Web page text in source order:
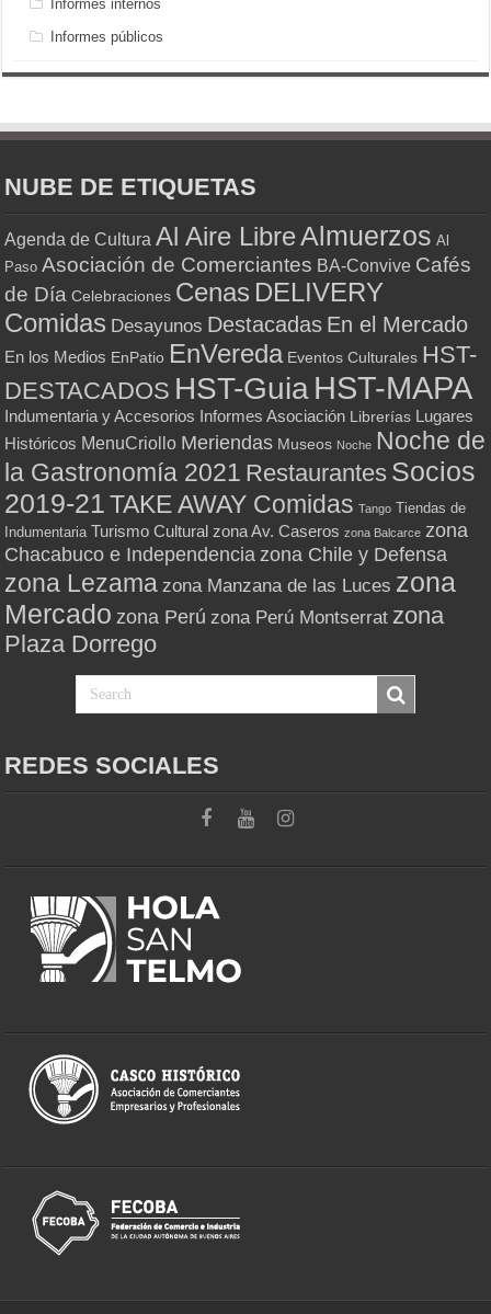
Informes internos
Informes públicos
NUBE DE ETIQUETAS
Agenda de Cultura Al Aire LibreAlmuerzos Al
Paso Asociación de Comerciantes BA-Convive Cafés
de Día Celebraciones Cenas DELIVERY
Comidas Desayunos Destacadas En el Mercado
En los Medios EnPatio EnVereda Eventos Culturales HST-
DESTACADOS HST-GuiaHST-MAPA
Indumentaria y Accesorios Informes Asociación Librerías Lugares
Históricos MenuCriollo Meriendas Museos Noche Noche de
la Gastronomía 2021 Restaurantes Socios
2019-21 TAKE AWAY Comidas Tango Tiendas de
Indumentaria Turismo Cultural zona Av. Caseros zona Balcarce zona
Chacabuco e Independencia zona Chile y Defensa
zona Lezama zona Manzana de las Luces zona
Mercado zona Perú zona Perú Montserrat zona
Plaza Dorrego
REDES SOCIALES